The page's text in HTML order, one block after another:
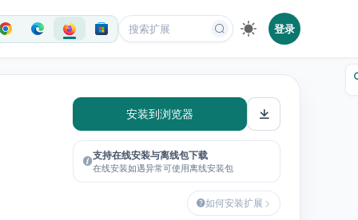
登录
安装到浏览器
支持在线安装与离线包下载
在线安装如遇异常可使用离线安装包
如何安装扩展